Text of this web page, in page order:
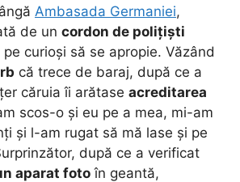
Ambasada Germaniei,
de un cordon de polițiști
curioși să se apropie. Văzând
că trece de baraj, după ce a
căruia îi arătase acreditarea
scos-o și eu pe a mea, mi-am
și l-am rugat să mă lase și pe
după ce a verificat
aparat foto în geantă,